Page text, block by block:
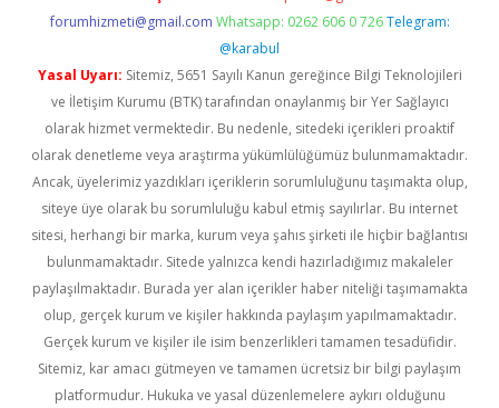
forumhizmeti@gmail.com Whatsapp: 0262 606 0 726 Telegram:
@karabul
Yasal Uyarı: Sitemiz, 5651 Sayılı Kanun gereğince Bilgi Teknolojileri
ve İletişim Kurumu (BTK) tarafından onaylanmış bir Yer Sağlayıcı
olarak hizmet vermektedir. Bu nedenle, sitedeki içerikleri proaktif
olarak denetleme veya araştırma yükümlülüğümüz bulunmamaktadır.
Ancak, üyelerimiz yazdıkları içeriklerin sorumluluğunu taşımakta olup,
siteye üye olarak bu sorumluluğu kabul etmiş sayılırlar. Bu internet
sitesi, herhangi bir marka, kurum veya şahıs şirketi ile hiçbir bağlantısı
bulunmamaktadır. Sitede yalnızca kendi hazırladığımız makaleler
paylaşılmaktadır. Burada yer alan içerikler haber niteliği taşımamakta
olup, gerçek kurum ve kişiler hakkında paylaşım yapılmamaktadır.
Gerçek kurum ve kişiler ile isim benzerlikleri tamamen tesadüfidir.
Sitemiz, kar amacı gütmeyen ve tamamen ücretsiz bir bilgi paylaşım
platformudur. Hukuka ve yasal düzenlemelere aykırı olduğunu